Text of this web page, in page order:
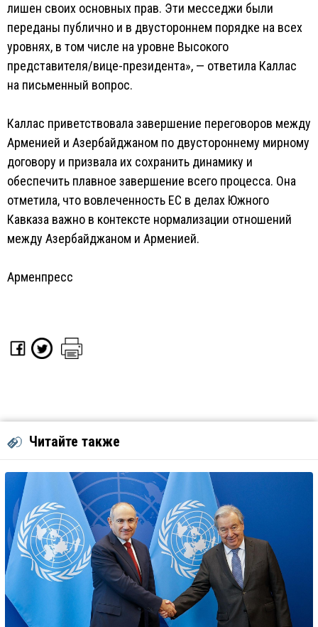
лишен своих основных прав. Эти месседжи были
переданы публично и в двустороннем порядке на всех
уровнях, в том числе на уровне Высокого
представителя/вице-президента», — ответила Каллас
на письменный вопрос.
Каллас приветствовала завершение переговоров между
Арменией и Азербайджаном по двустороннему мирному
договору и призвала их сохранить динамику и
обеспечить плавное завершение всего процесса. Она
отметила, что вовлеченность ЕС в делах Южного
Кавказа важно в контексте нормализации отношений
между Азербайджаном и Арменией.
Арменпресс
Читайте также